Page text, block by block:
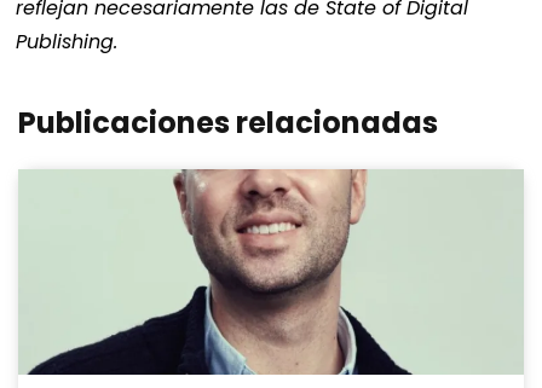
reflejan necesariamente las de State of Digital
Publishing.
Publicaciones relacionadas